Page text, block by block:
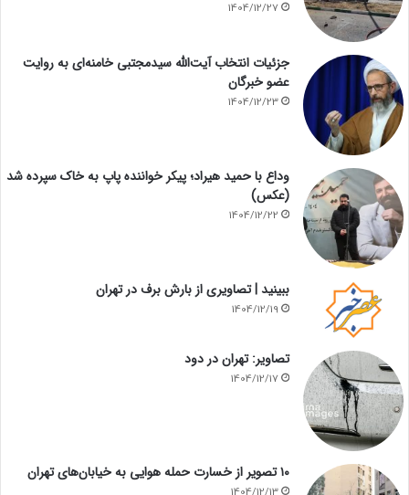
1404/12/27
جزئیات انتخاب آیت‌الله سیدمجتبی خامنه‌ای به روایت
عضو خبرگان
1404/12/23
وداع با حمید هیراد؛ پیکر خواننده پاپ به خاک سپرده شد
(عکس)
1404/12/22
ببینید | تصاویری از بارش برف در تهران
1404/12/19
تصاویر: تهران در دود
1404/12/17
۱۰ تصویر از خسارت حمله هوایی به خیابان‌های تهران